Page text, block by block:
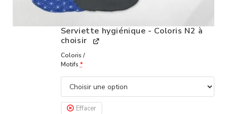
Serviette hygiénique - Coloris N2 à
choisir
Coloris /
Motifs*
Effacer